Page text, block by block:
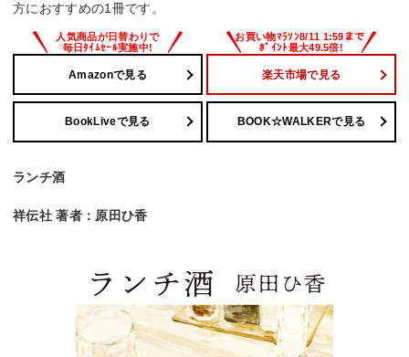
方におすすめの1冊です。
Amazonで見る 楽天市場で見る
BookLiveで見る BOOK☆WALKERで見る
ランチ酒
祥伝社 著者：原田ひ香